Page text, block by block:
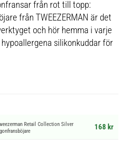
från rot till topp:
från TWEEZERMAN är det
och hör hemma i varje
silikonkuddar för
Retail Collection Silver
168 kr